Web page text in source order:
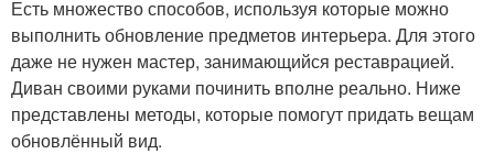
Есть множество способов, используя которые можно
выполнить обновление предметов интерьера. Для этого
даже не нужен мастер, занимающийся реставрацией.
Диван своими руками починить вполне реально. Ниже
представлены методы, которые помогут придать вещам
обновлённый вид.